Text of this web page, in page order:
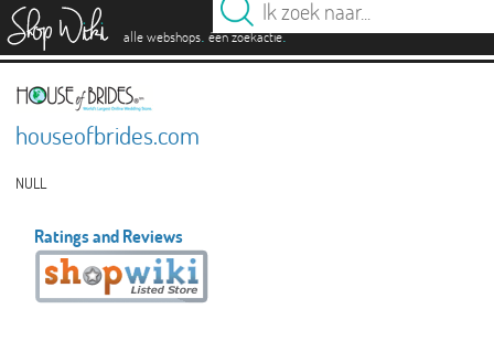
alle webshops. één zoekactie.
houseofbrides.com
NULL
Ratings and Reviews